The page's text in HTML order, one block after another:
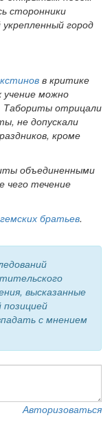
сторонники
город
в критике
учение можно
отрицали
не допускали
кроме
объединенными
чего течение
братьев.
высказанные
с мнением
Авторизоваться